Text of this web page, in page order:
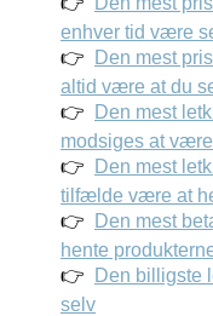
enhver tid være
Den mest
altid være at du
Den mest
modsiges at
Den mest
tilfælde være at
Den mest
hente
Den billigste
selv